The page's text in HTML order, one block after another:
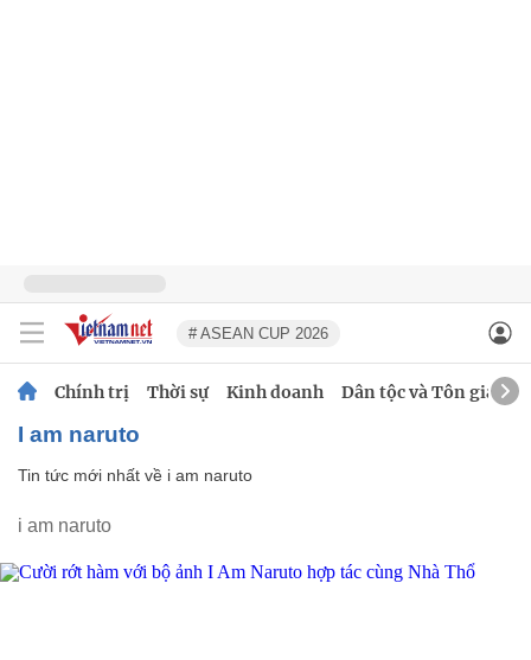
# ASEAN CUP 2026
Chính trị Thời sự Kinh doanh Dân tộc và Tôn giáo
i am naruto
Tin tức mới nhất về i am naruto
i am naruto